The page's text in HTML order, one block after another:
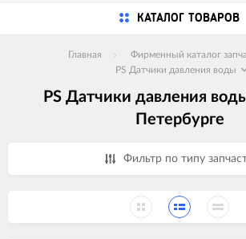
КАТАЛОГ ТОВАРОВ
Главная
Фирменный каталог
PS Датчики давления воды
PS Датчики давления
Петербурге
Фильтр по типу